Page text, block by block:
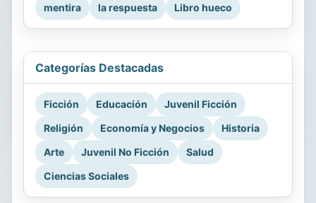
mentira
la respuesta Libro hueco
Categorías Destacadas
Ficción Educación
Juvenil Ficción
Religión
Economía y Negocios
Historia
Arte
Juvenil No Ficción
Salud
Ciencias Sociales